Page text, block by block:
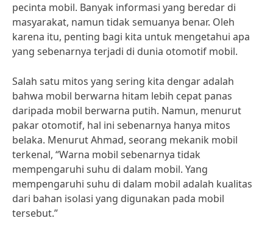
pecinta mobil. Banyak informasi yang beredar di
masyarakat, namun tidak semuanya benar. Oleh
karena itu, penting bagi kita untuk mengetahui apa
yang sebenarnya terjadi di dunia otomotif mobil.
Salah satu mitos yang sering kita dengar adalah
bahwa mobil berwarna hitam lebih cepat panas
daripada mobil berwarna putih. Namun, menurut
pakar otomotif, hal ini sebenarnya hanya mitos
belaka. Menurut Ahmad, seorang mekanik mobil
terkenal, “Warna mobil sebenarnya tidak
mempengaruhi suhu di dalam mobil. Yang
mempengaruhi suhu di dalam mobil adalah kualitas
dari bahan isolasi yang digunakan pada mobil
tersebut.”